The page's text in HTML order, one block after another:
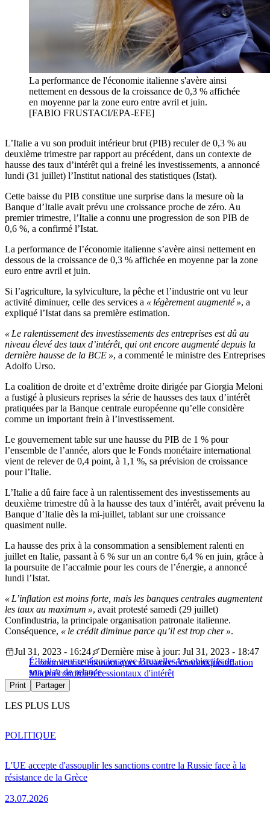
La performance de l'économie italienne s'avère ainsi
nettement en dessous de la croissance de 0,3 % affichée
en moyenne par la zone euro entre avril et juin.
[FABIO FRUSTACI/EPA-EFE]
L’Italie a vu son produit intérieur brut (PIB) reculer de 0,3 % au
deuxième trimestre par rapport au précédent, dans un contexte de
hausse des taux d’intérêt qui a freiné les investissements, a annoncé
lundi (31 juillet) l’Institut national des statistiques (Istat).
Cette baisse du PIB constitue une surprise dans la mesure où la
Banque d’Italie avait prévu une croissance proche de zéro. Au
premier trimestre, l’Italie a connu une progression de son PIB de
0,6 %, a confirmé l’Istat.
La performance de l’économie italienne s’avère ainsi nettement en
dessous de la croissance de 0,3 % affichée en moyenne par la zone
euro entre avril et juin.
Si l’agriculture, la sylviculture, la pêche et l’industrie ont vu leur
activité diminuer, celle des services a « légèrement augmenté », a
expliqué l’Istat dans sa première estimation.
« Le ralentissement des investissements des entreprises est dû au
niveau élevé des taux d’intérêt, qui ont encore augmenté depuis la
dernière hausse de la BCE », a commenté le ministre des Entreprises
Adolfo Urso.
La coalition de droite et d’extrême droite dirigée par Giorgia Meloni
a fustigé à plusieurs reprises la série de hausses des taux d’intérêt
pratiquées par la Banque centrale européenne qu’elle considère
comme un important frein à l’investissement.
Le gouvernement table sur une hausse du PIB de 1 % pour
l’ensemble de l’année, alors que le Fonds monétaire international
vient de relever de 0,4 point, à 1,1 %, sa prévision de croissance
pour l’Italie.
L’Italie a dû faire face à un ralentissement des investissements au
deuxième trimestre dû à la hausse des taux d’intérêt, avait prévenu la
Banque d’Italie dès la mi-juillet, tablant sur une croissance
quasiment nulle.
La hausse des prix à la consommation a sensiblement ralenti en
juillet en Italie, passant à 6 % sur un an contre 6,4 % en juin, grâce à
la poursuite de l’accalmie pour les cours de l’énergie, a annoncé
lundi l’Istat.
« L’inflation est moins forte, mais les banques centrales augmentent
les taux au maximum », avait protesté samedi (29 juillet)
Confindustria, la principale organisation patronale italienne.
Conséquence, « le crédit diminue parce qu’il est trop cher ».
L’Italie veut renégocier avec Bruxelles les objectifs de
son plan de relance
Jul 31, 2023 - 16:24
Dernière mise à jour: Jul 31, 2023 - 18:47
Économiecrise économiquecroissance économiqueinflation
Macroéconomierécessiontaux d'intérêt
Print Partager
LES PLUS LUS
L'UE accepte d'assouplir les sanctions contre la Russie face à la
résistance de la Grèce
23.07.2026
POLITIQUE